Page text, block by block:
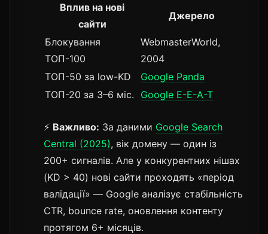
Вплив на нові
сайти
Джерело
Блокування
ТОП-100
WebmasterWorld,
2004
ТОП-50 за low-KD
Google Panda
ТОП-20 за 3–6 міс.
Google E-E-A-T
⚡ Важливо: За даними Google Search
Central (2025), вік домену — один із
200+ сигналів. Але у конкурентних нішах
(KD > 40) нові сайти проходять «період
валідації» — Google аналізує стабільність
CTR, bounce rate, оновлення контенту
протягом 6+ місяців.